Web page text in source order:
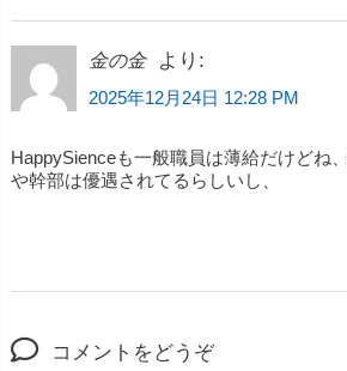
金の金 より:
2025年12月24日 12:28 PM
HappySienceも一般職員は薄給だけどね
や幹部は優遇されてるらしいし、
コメントをどうぞ